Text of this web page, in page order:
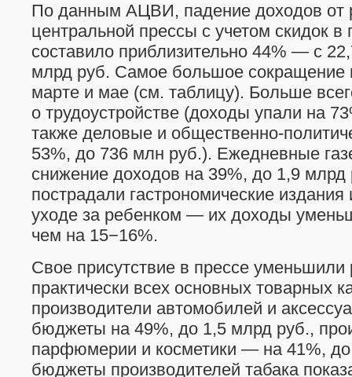
По данным АЦВИ, падение доходов от
центральной прессы с учетом скидок в
составило приблизительно 44% — с
млрд руб. Самое большое сокращение
марте и мае (см. таблицу). Больше
о трудоустройстве (доходы упали на
также деловые и общественно-
53%, до 736 млн руб.). Ежедневные
снижение доходов на 39%, до 1,9
пострадали гастрономические
уходе за ребенком — их доходы
чем на 15−16%.
Свое присутствие в прессе уменьшили
практически всех основных товарных
производители автомобилей и
бюджеты на 49%, до 1,5 млрд руб.,
парфюмерии и косметики — на 41%,
бюджеты производителей табака